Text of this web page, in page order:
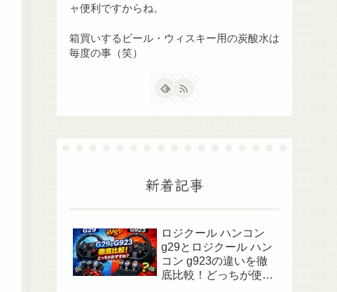
ャ便利ですからね。
箱買いするビール・ウィスキー用の炭酸水は
毎度の事（笑）
新着記事
ロジクール ハンコン
g29とロジクール ハン
コン g923の違いを徹
底比較！どっちが使い